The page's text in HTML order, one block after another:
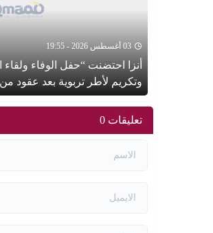
03 أغسطس 2026 - 19:55
أنزا احتضنت “حفل الوفاء
وتكريم لأطر تربوية بعد عقود
تعليقات 0